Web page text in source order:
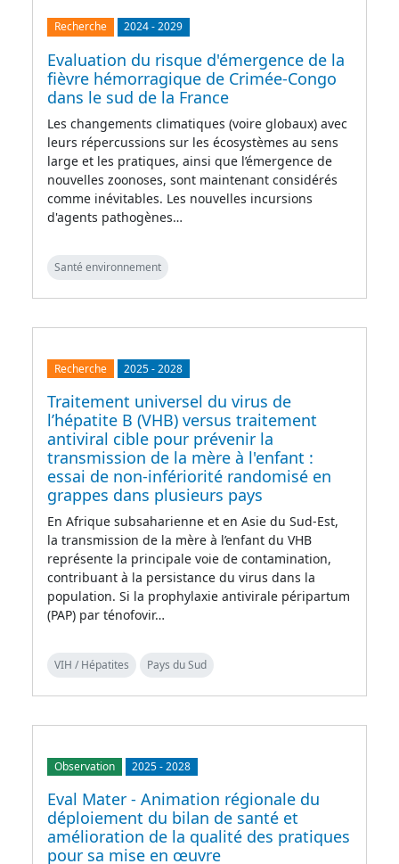
Recherche 2024-2029
Evaluation du risque d'émergence de la
fièvre hémorragique de Crimée-Congo
dans le sud de la France
Les changements climatiques (voire globaux) avec
leurs répercussions sur les écosystèmes au sens
large et les pratiques, ainsi que l’émergence de
nouvelles zoonoses, sont maintenant considérés
comme inévitables. Les nouvelles incursions
d'agents pathogènes…
Santé environnement
Recherche 2025-2028
Traitement universel du virus de
l’hépatite B (VHB) versus traitement
antiviral cible pour prévenir la
transmission de la mère à l'enfant :
essai de non-infériorité randomisé en
grappes dans plusieurs pays
En Afrique subsaharienne et en Asie du Sud-Est,
la transmission de la mère à l’enfant du VHB
représente la principale voie de contamination,
contribuant à la persistance du virus dans la
population. Si la prophylaxie antivirale péripartum
(PAP) par ténofovir…
VIH / Hépatites Pays du Sud
Observation 2025-2028
Eval Mater - Animation régionale du
déploiement du bilan de santé et
amélioration de la qualité des pratiques
pour sa mise en œuvre